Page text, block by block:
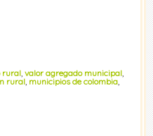
rural, valor agregado municipal,
rural, municipios de colombia,